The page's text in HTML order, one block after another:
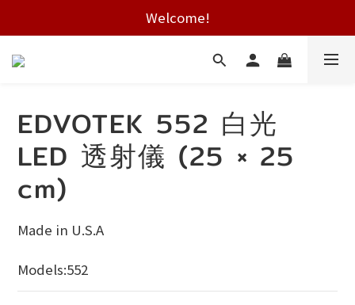
Free shipping on HK orders over $2000
Welcome!
Free shipping on HK orders over $2000
EDVOTEK 552 白光
LED 透射儀 (25 × 25
cm)
Made in U.S.A
Models:552